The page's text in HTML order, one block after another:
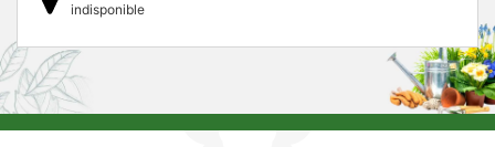
indisponible